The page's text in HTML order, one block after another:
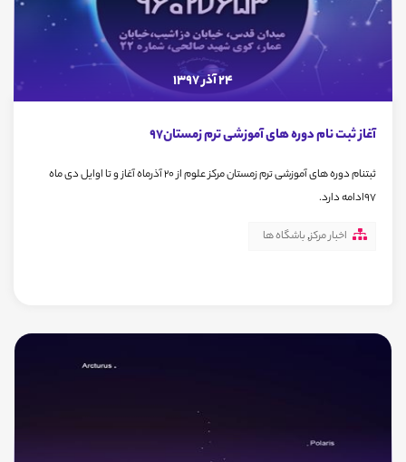
24 آذر 1397
آغاز ثبت نام دوره های آموزشی ترم زمستان97
ثبتنام دوره های آموزشی ترم زمستان مرکز علوم از 20 آذرماه آغاز و تا اوایل دی ماه
97ادامه دارد.
اخبار مرکز,باشگاه ها